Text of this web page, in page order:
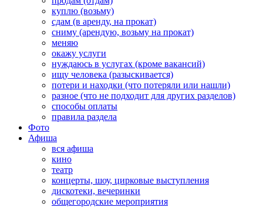
куплю (возьму)
сдам (в аренду, на прокат)
сниму (арендую, возьму на прокат)
меняю
окажу услуги
нуждаюсь в услугах (кроме вакансий)
ищу человека (разыскивается)
потери и находки (что потеряли или нашли)
разное (что не подходит для других разделов)
способы оплаты
правила раздела
Фото
Афиша
вся афиша
кино
театр
концерты, шоу, цирковые выступления
дискотеки, вечеринки
общегородские мероприятия